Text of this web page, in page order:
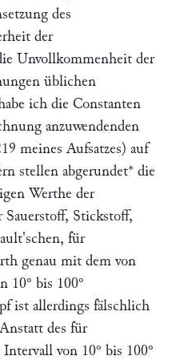
des
der
Unvollkommenheit der
üblichen
ich die Constanten
anzuwendenden
meines Aufsatzes) auf
stellen abgerundet* die
Werthe der
Sauerstoff, Stickstoff,
schen, für
genau mit dem von
10° bis 100°
ist allerdings fälschlich
des für
von 10° bis 100°